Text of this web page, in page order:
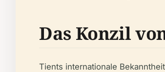
Das Konzil
Tients internationale